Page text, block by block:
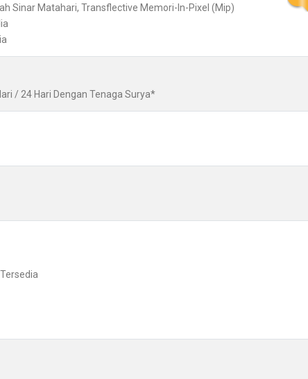
Sinar Matahari, Transflective Memori-In-Pixel (Mip)
/ 24 Hari Dengan Tenaga Surya*